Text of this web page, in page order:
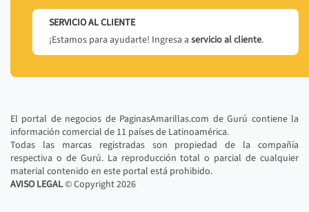
SERVICIO AL CLIENTE
¡Estamos para ayudarte! Ingresa a servicio al cliente.
El portal de negocios de PaginasAmarillas.com de Gurú contiene la
información comercial de 11 países de Latinoamérica.
Todas las marcas registradas son propiedad de la compañía
respectiva o de Gurú. La reproducción total o parcial de cualquier
material contenido en este portal está prohibido.
AVISO LEGAL© Copyright2026